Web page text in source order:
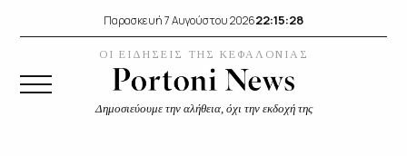
Παρασκευή 7 Αυγούστου 202622:15:28
ΟΙ ΕΙΔΗΣΕΙΣ ΤΗΣ ΚΕΦΑΛΟΝΙΑΣ
Δημοσιεύουμε την αλήθεια, όχι την εκδοχή της